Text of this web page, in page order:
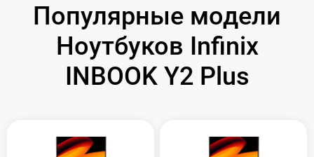
Популярные модели
Ноутбуков Infinix
INBOOK Y2 Plus